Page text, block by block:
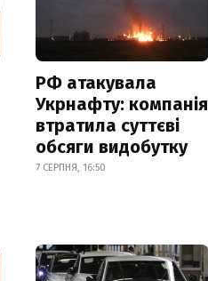
РФ атакувала
Укрнафту: компанія
втратила суттєві
обсяги видобутку
7 СЕРПНЯ, 16:50